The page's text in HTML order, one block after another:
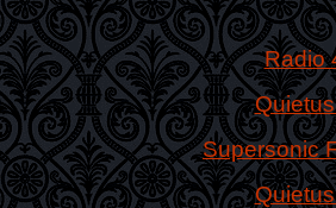
Radio
Supersonic